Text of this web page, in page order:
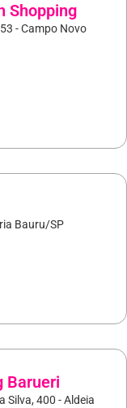
Shopping
- Campo Novo
Bauru/SP
Barueri
Silva, 400 - Aldeia